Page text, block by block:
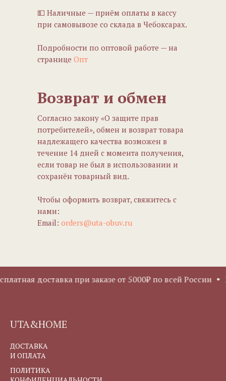
Возврат и обмен
Согласно закону «О защите прав
потребителей», обмен и возврат товара
надлежащего качества возможен в
течение 14 дней с момента получения,
если товар не был в использовании и
сохранён товарный вид.
Чтобы оформить возврат, свяжитесь с
нами:
Email: orders@uta-obuv.ru
💵 Наличные — приём оплаты в кассу
при самовывозе со склада в Чебоксарах.
Подробности по оптовой работе — на
странице Опт
доставка при заказе от 5000₽ по всей России
UTA&HOME
ДОСТАВКА
И ОПЛАТА
ПОЛИТИКА